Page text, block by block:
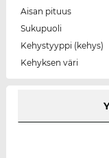
Aisan pituus
Sukupuoli
Kehystyyppi (kehys)
Kehyksen väri